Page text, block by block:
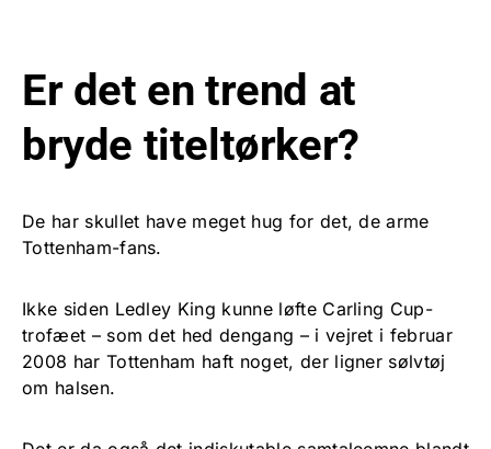
Er det en trend at
bryde titeltørker?
De har skullet have meget hug for det, de arme
Tottenham-fans.
Ikke siden Ledley King kunne løfte Carling Cup-
trofæet – som det hed dengang – i vejret i februar
2008 har Tottenham haft noget, der ligner sølvtøj
om halsen.